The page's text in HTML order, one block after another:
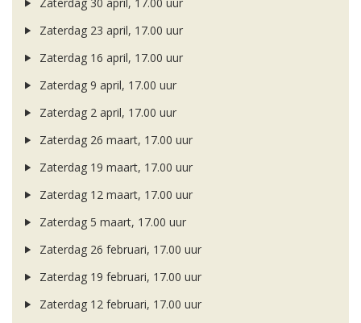
Zaterdag 30 april, 17.00 uur
Zaterdag 23 april, 17.00 uur
Zaterdag 16 april, 17.00 uur
Zaterdag 9 april, 17.00 uur
Zaterdag 2 april, 17.00 uur
Zaterdag 26 maart, 17.00 uur
Zaterdag 19 maart, 17.00 uur
Zaterdag 12 maart, 17.00 uur
Zaterdag 5 maart, 17.00 uur
Zaterdag 26 februari, 17.00 uur
Zaterdag 19 februari, 17.00 uur
Zaterdag 12 februari, 17.00 uur